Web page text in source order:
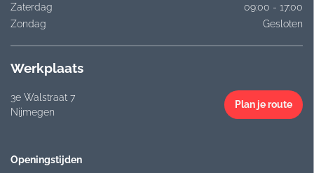
Zaterdag
09:00 - 17:00
Zondag
Gesloten
Werkplaats
3e Walstraat 7
Nijmegen
Plan je route
Openingstijden